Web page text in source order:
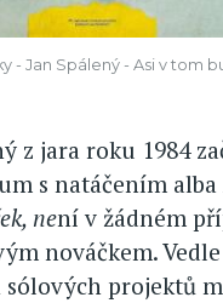
- Jan Spálený - Asi v tom
z jara roku 1984
s natáčením alba
není v žádném
nováčkem.
projektů